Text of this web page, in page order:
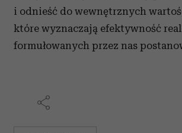
Partnerzy mogą połączyć te informacje
otrzymanymi od Ciebie lub uzyskanymi
korzystania z ich usług.
i odnieść do wewnętrznych
które wyznaczają efektywność
formułowanych przez nas